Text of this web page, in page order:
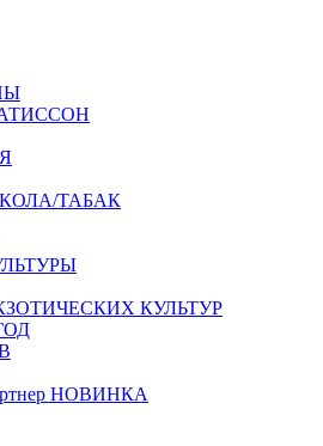
ТАБАК
КУЛЬТУР
НОВИНКА